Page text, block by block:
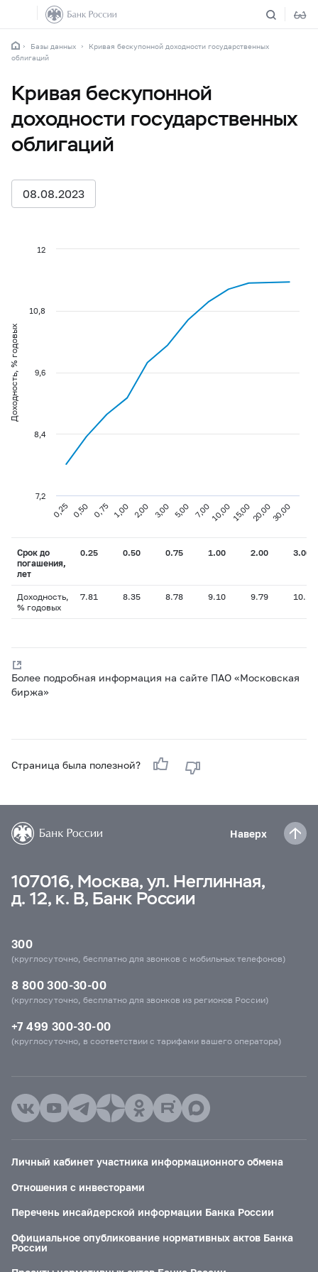
Базы данных
Кривая бескупонной доходности государственных
облигаций
Кривая бескупонной
доходности государственных
облигаций
08.08.2023
Доходность, % годовых
0,25 0,50 0,75 1,00 2,00 3,00 5,00 7,0010,0015,0020,0030,00
7,2
8,4
9,6
10,8
12
Срок до
погашения,
лет
0.25 0.50 0.75 1.00 2.00 3.00
Доходность,
% годовых
7.81 8.35 8.78 9.10 9.79 10.13
Более подробная информация на сайте ПАО «Московская
биржа»
Страница была полезной?
Наверх
107016, Москва, ул. Неглинная,
д. 12, к. В, Банк России
300
(круглосуточно, бесплатно для звонков с мобильных телефонов)
8 800 300-30-00
(круглосуточно, бесплатно для звонков из регионов России)
+7 499 300-30-00
(круглосуточно, в соответствии с тарифами вашего оператора)
Личный кабинет участника информационного обмена
Отношения с инвесторами
Перечень инсайдерской информации Банка России
Официальное опубликование нормативных актов Банка
России